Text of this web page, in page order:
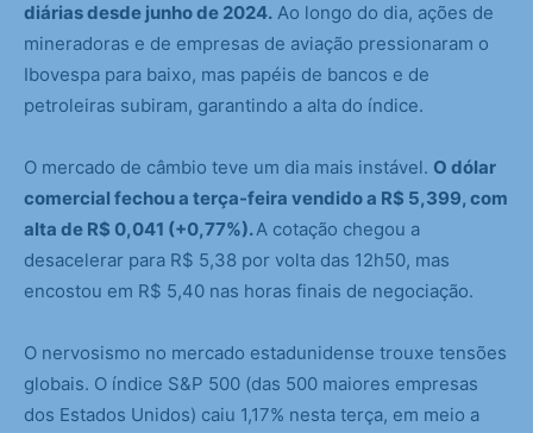
diárias desde junho de 2024. Ao longo do dia, ações de
mineradoras e de empresas de aviação pressionaram o
Ibovespa para baixo, mas papéis de bancos e de
petroleiras subiram, garantindo a alta do índice.
O mercado de câmbio teve um dia mais instável. O dólar
comercial fechou a terça-feira vendido a R$ 5,399, com
alta de R$ 0,041 (+0,77%).A cotação chegou a
desacelerar para R$ 5,38 por volta das 12h50, mas
encostou em R$ 5,40 nas horas finais de negociação.
O nervosismo no mercado estadunidense trouxe tensões
globais. O índice S&P 500 (das 500 maiores empresas
dos Estados Unidos) caiu 1,17% nesta terça, em meio a